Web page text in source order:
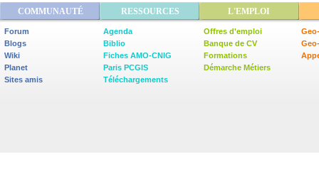
COMMUNAUTÉ RESSOURCES L'EMPLOI
Forum
Blogs
Wiki
Planet
Sites amis
Agenda
Biblio
Fiches AMO-CNIG
Paris PCGIS
Téléchargements
Offres d'emploi
Banque de CV
Formations
Démarche Métiers